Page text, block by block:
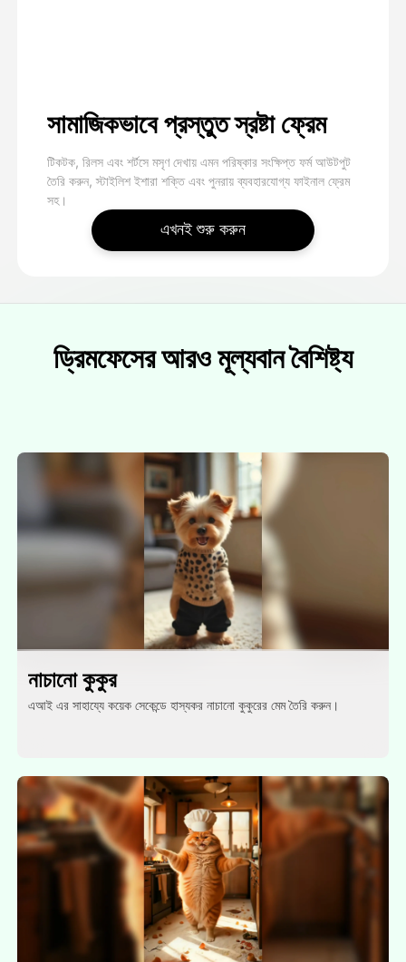
সামাজিকভাবে প্রস্তুত স্রষ্টা ফ্রেম
টিকটক, রিলস এবং শর্টসে মসৃণ দেখায় এমন পরিষ্কার সংক্ষিপ্ত ফর্ম আউটপুট
তৈরি করুন, স্টাইলিশ ইশারা শক্তি এবং পুনরায় ব্যবহারযোগ্য ফাইনাল ফ্রেম
সহ।
এখনই শুরু করুন
ড্রিমফেসের আরও মূল্যবান বৈশিষ্ট্য
নাচানো কুকুর
এআই এর সাহায্যে কয়েক সেকেন্ডে হাস্যকর নাচানো কুকুরের মেম তৈরি করুন।